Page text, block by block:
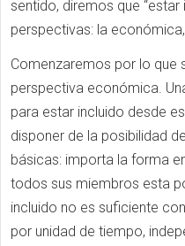
sentido, diremos que “estar
perspectivas: la
Comenzaremos por lo que
perspectiva económica.
para estar incluido desde
disponer de la posibilidad
básicas: importa la forma
todos sus miembros esta
incluido no es suficiente
por unidad de tiempo,